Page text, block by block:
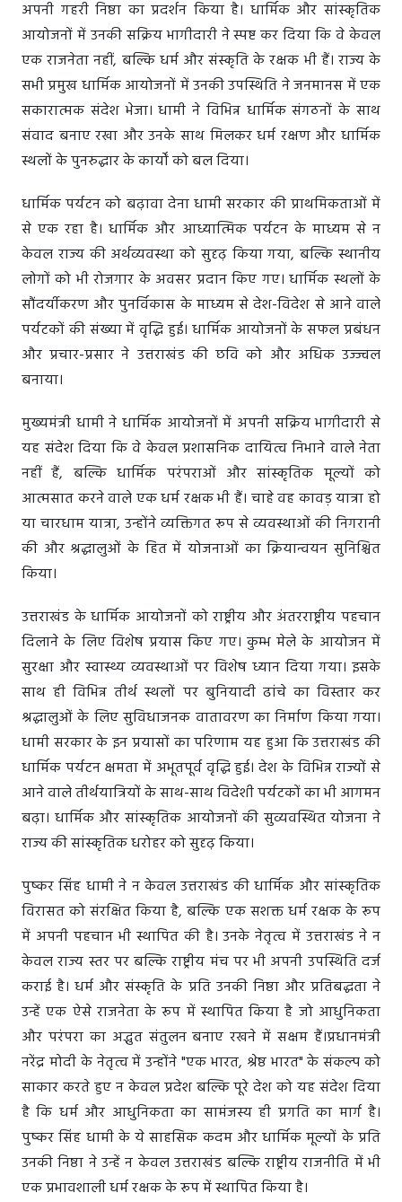
अपनी गहरी निष्ठा का प्रदर्शन किया है। धार्मिक और सांस्कृतिक
आयोजनों में उनकी सक्रिय भागीदारी ने स्पष्ट कर दिया कि वे केवल
एक राजनेता नहीं, बल्कि धर्म और संस्कृति के रक्षक भी हैं। राज्य के
सभी प्रमुख धार्मिक आयोजनों में उनकी उपस्थिति ने जनमानस में एक
सकारात्मक संदेश भेजा। धामी ने विभिन्न धार्मिक संगठनों के साथ
संवाद बनाए रखा और उनके साथ मिलकर धर्म रक्षण और धार्मिक
स्थलों के पुनरुद्धार के कार्यों को बल दिया।
धार्मिक पर्यटन को बढ़ावा देना धामी सरकार की प्राथमिकताओं में
से एक रहा है। धार्मिक और आध्यात्मिक पर्यटन के माध्यम से न
केवल राज्य की अर्थव्यवस्था को सुदृढ़ किया गया, बल्कि स्थानीय
लोगों को भी रोजगार के अवसर प्रदान किए गए। धार्मिक स्थलों के
सौंदर्यीकरण और पुनर्विकास के माध्यम से देश-विदेश से आने वाले
पर्यटकों की संख्या में वृद्धि हुई। धार्मिक आयोजनों के सफल प्रबंधन
और प्रचार-प्रसार ने उत्तराखंड की छवि को और अधिक उज्ज्वल
बनाया।
मुख्यमंत्री धामी ने धार्मिक आयोजनों में अपनी सक्रिय भागीदारी से
यह संदेश दिया कि वे केवल प्रशासनिक दायित्व निभाने वाले नेता
नहीं हैं, बल्कि धार्मिक परंपराओं और सांस्कृतिक मूल्यों को
आत्मसात करने वाले एक धर्म रक्षक भी हैं। चाहे वह कावड़ यात्रा हो
या चारधाम यात्रा, उन्होंने व्यक्तिगत रूप से व्यवस्थाओं की निगरानी
की और श्रद्धालुओं के हित में योजनाओं का क्रियान्वयन सुनिश्चित
किया।
उत्तराखंड के धार्मिक आयोजनों को राष्ट्रीय और अंतरराष्ट्रीय पहचान
दिलाने के लिए विशेष प्रयास किए गए। कुम्भ मेले के आयोजन में
सुरक्षा और स्वास्थ्य व्यवस्थाओं पर विशेष ध्यान दिया गया। इसके
साथ ही विभिन्न तीर्थ स्थलों पर बुनियादी ढांचे का विस्तार कर
श्रद्धालुओं के लिए सुविधाजनक वातावरण का निर्माण किया गया।
धामी सरकार के इन प्रयासों का परिणाम यह हुआ कि उत्तराखंड की
धार्मिक पर्यटन क्षमता में अभूतपूर्व वृद्धि हुई। देश के विभिन्न राज्यों से
आने वाले तीर्थयात्रियों के साथ-साथ विदेशी पर्यटकों का भी आगमन
बढ़ा। धार्मिक और सांस्कृतिक आयोजनों की सुव्यवस्थित योजना ने
राज्य की सांस्कृतिक धरोहर को सुदृढ़ किया।
पुष्कर सिंह धामी ने न केवल उत्तराखंड की धार्मिक और सांस्कृतिक
विरासत को संरक्षित किया है, बल्कि एक सशक्त धर्म रक्षक के रूप
में अपनी पहचान भी स्थापित की है। उनके नेतृत्व में उत्तराखंड ने न
केवल राज्य स्तर पर बल्कि राष्ट्रीय मंच पर भी अपनी उपस्थिति दर्ज
कराई है। धर्म और संस्कृति के प्रति उनकी निष्ठा और प्रतिबद्धता ने
उन्हें एक ऐसे राजनेता के रूप में स्थापित किया है जो आधुनिकता
और परंपरा का अद्भुत संतुलन बनाए रखने में सक्षम हैं।प्रधानमंत्री
नरेंद्र मोदी के नेतृत्व में उन्होंने "एक भारत, श्रेष्ठ भारत" के संकल्प को
साकार करते हुए न केवल प्रदेश बल्कि पूरे देश को यह संदेश दिया
है कि धर्म और आधुनिकता का सामंजस्य ही प्रगति का मार्ग है।
पुष्कर सिंह धामी के ये साहसिक कदम और धार्मिक मूल्यों के प्रति
उनकी निष्ठा ने उन्हें न केवल उत्तराखंड बल्कि राष्ट्रीय राजनीति में भी
एक प्रभावशाली धर्म रक्षक के रूप में स्थापित किया है।